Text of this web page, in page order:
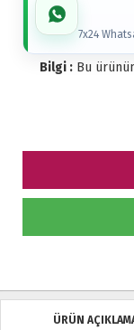
7x24
Bilgi : Bu
ÜRÜN